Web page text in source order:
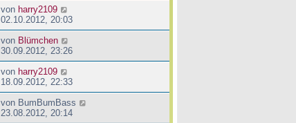
von harry2109
02.10.2012, 20:03
von Blümchen
30.09.2012, 23:26
von harry2109
18.09.2012, 22:33
von BumBumBass
23.08.2012, 20:14